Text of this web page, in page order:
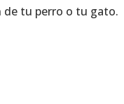
de tu perro o tu gato.